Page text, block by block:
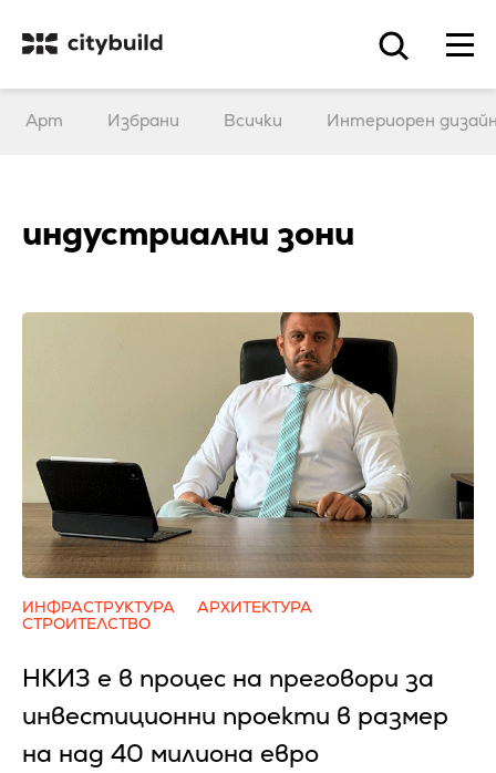
Арт Избрани Всички Интериорен
индустриални зони
ИНФРАСТРУКТУРА
АРХИТЕКТУРА
СТРОИТЕЛСТВО
НКИЗ e в процес на преговори за
инвестиционни проекти в размер
на над 40 милиона евро